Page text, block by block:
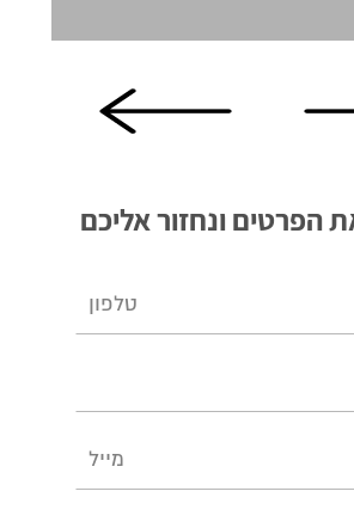
הפרטים ונחזור אליכם